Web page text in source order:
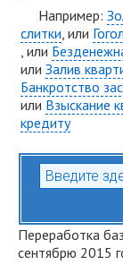
Например:
слитки, или
, или
или Залив
Банкротство
или Взыскание
кредиту
Переработка
сентябрю 2015